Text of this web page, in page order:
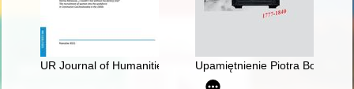
UR Journal of Humanities and Social Sciences. 2021, nr 2
Upamiętnienie Piotra Bontemps